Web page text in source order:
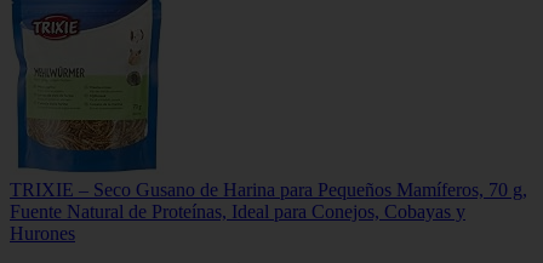
TRIXIE – Seco Gusano de Harina para Pequeños Mamíferos, 70 g,
Fuente Natural de Proteínas, Ideal para Conejos, Cobayas y
Hurones